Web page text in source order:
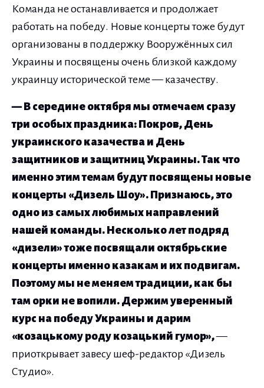
Команда не останавливается и продолжает
работать на победу. Новые концерты тоже будут
организованы в поддержку Вооружённых сил
Украины и посвящены очень близкой каждому
украинцу исторической теме — казачеству.
— В середине октября мы отмечаем сразу
три особых праздника: Покров, День
украинского казачества и День
защитников и защитниц Украины. Так что
именно этим темам будут посвящены новые
концерты «Дизель Шоу». Признаюсь, это
одно из самых любимых направлений
нашей команды. Несколько лет подряд
«дизели» тоже посвящали октябрьские
концерты именно казакам и их подвигам.
Поэтому мы не меняем традиции, как бы
там орки не вопили. Держим уверенный
курс на победу Украины и дарим
«козацькому роду козацький гумор»,—
приоткрывает завесу шеф-редактор «Дизель
Студио».